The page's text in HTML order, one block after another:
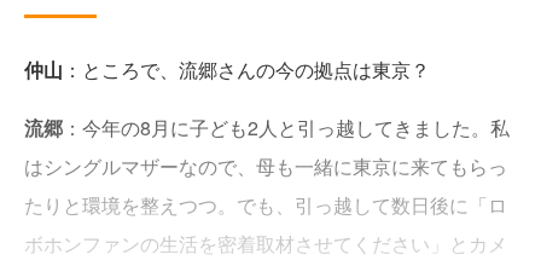
仲山 ：ところで、流郷さんの今の拠点は東京？
流郷 ：今年の8月に子ども2人と引っ越してきました。私
はシングルマザーなので、母も一緒に東京に来てもらっ
たりと環境を整えつつ。でも、引っ越して数日後に「ロ
ボホンファンの生活を密着取材させてください」とカメ